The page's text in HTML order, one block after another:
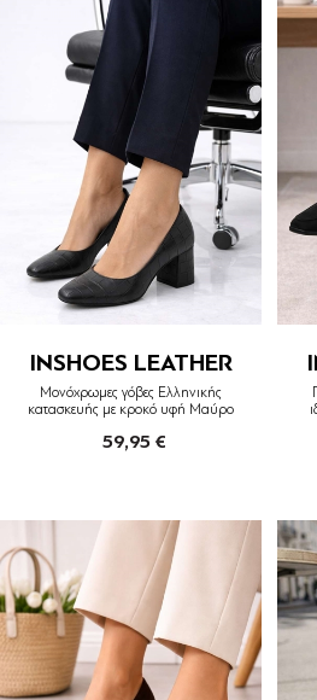
INSHOES LEATHER
Μονόχρωμες γόβες Ελληνικής
κατασκευής με κροκό υφή Μαύρο
59,95 €